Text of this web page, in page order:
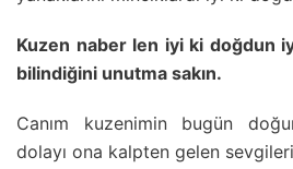
Kuzen naber len iyi ki doğdun
bilindiğini unutma sakın.
Canım kuzenimin bugün
dolayı ona kalpten gelen